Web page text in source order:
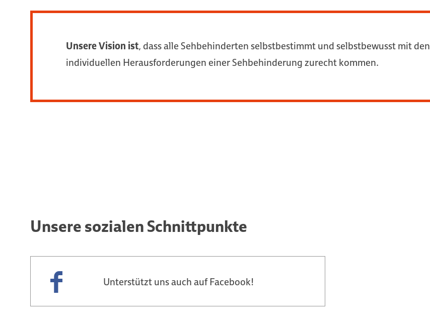
Unsere Vision ist, dass alle Sehbehinderten selbstbestimmt und selbstbewusst mit den
individuellen Herausforderungen einer Sehbehinderung zurecht kommen.
Unsere sozialen Schnittpunkte
Unterstützt uns auch auf Facebook!